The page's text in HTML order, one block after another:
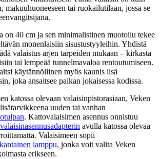
makuuhuoneeseen tai ruokailutilaan, jossa se
on 40 cm ja sen minimalistinen muotoilu tekee
monenlaisiin sisustustyyleihin. Yhdistä
valaistus arjen tarpeiden mukaan – kirkasta
tai lempeää tunnelmavaloa rentoutumiseen.
käytännöllinen myös kaunis lisä
joka ansaitsee paikan jokaisessa kodissa.
katossa olevaan valaisinpistorasiaan, Veken
uuden tai vanhan
. Kattovalaisimen asennus onnistuu
valaisinasennusadapterin avulla katossa olevaa
Valaisimeen sopii
lamppu, jonka voit valita Veken
erikseen.